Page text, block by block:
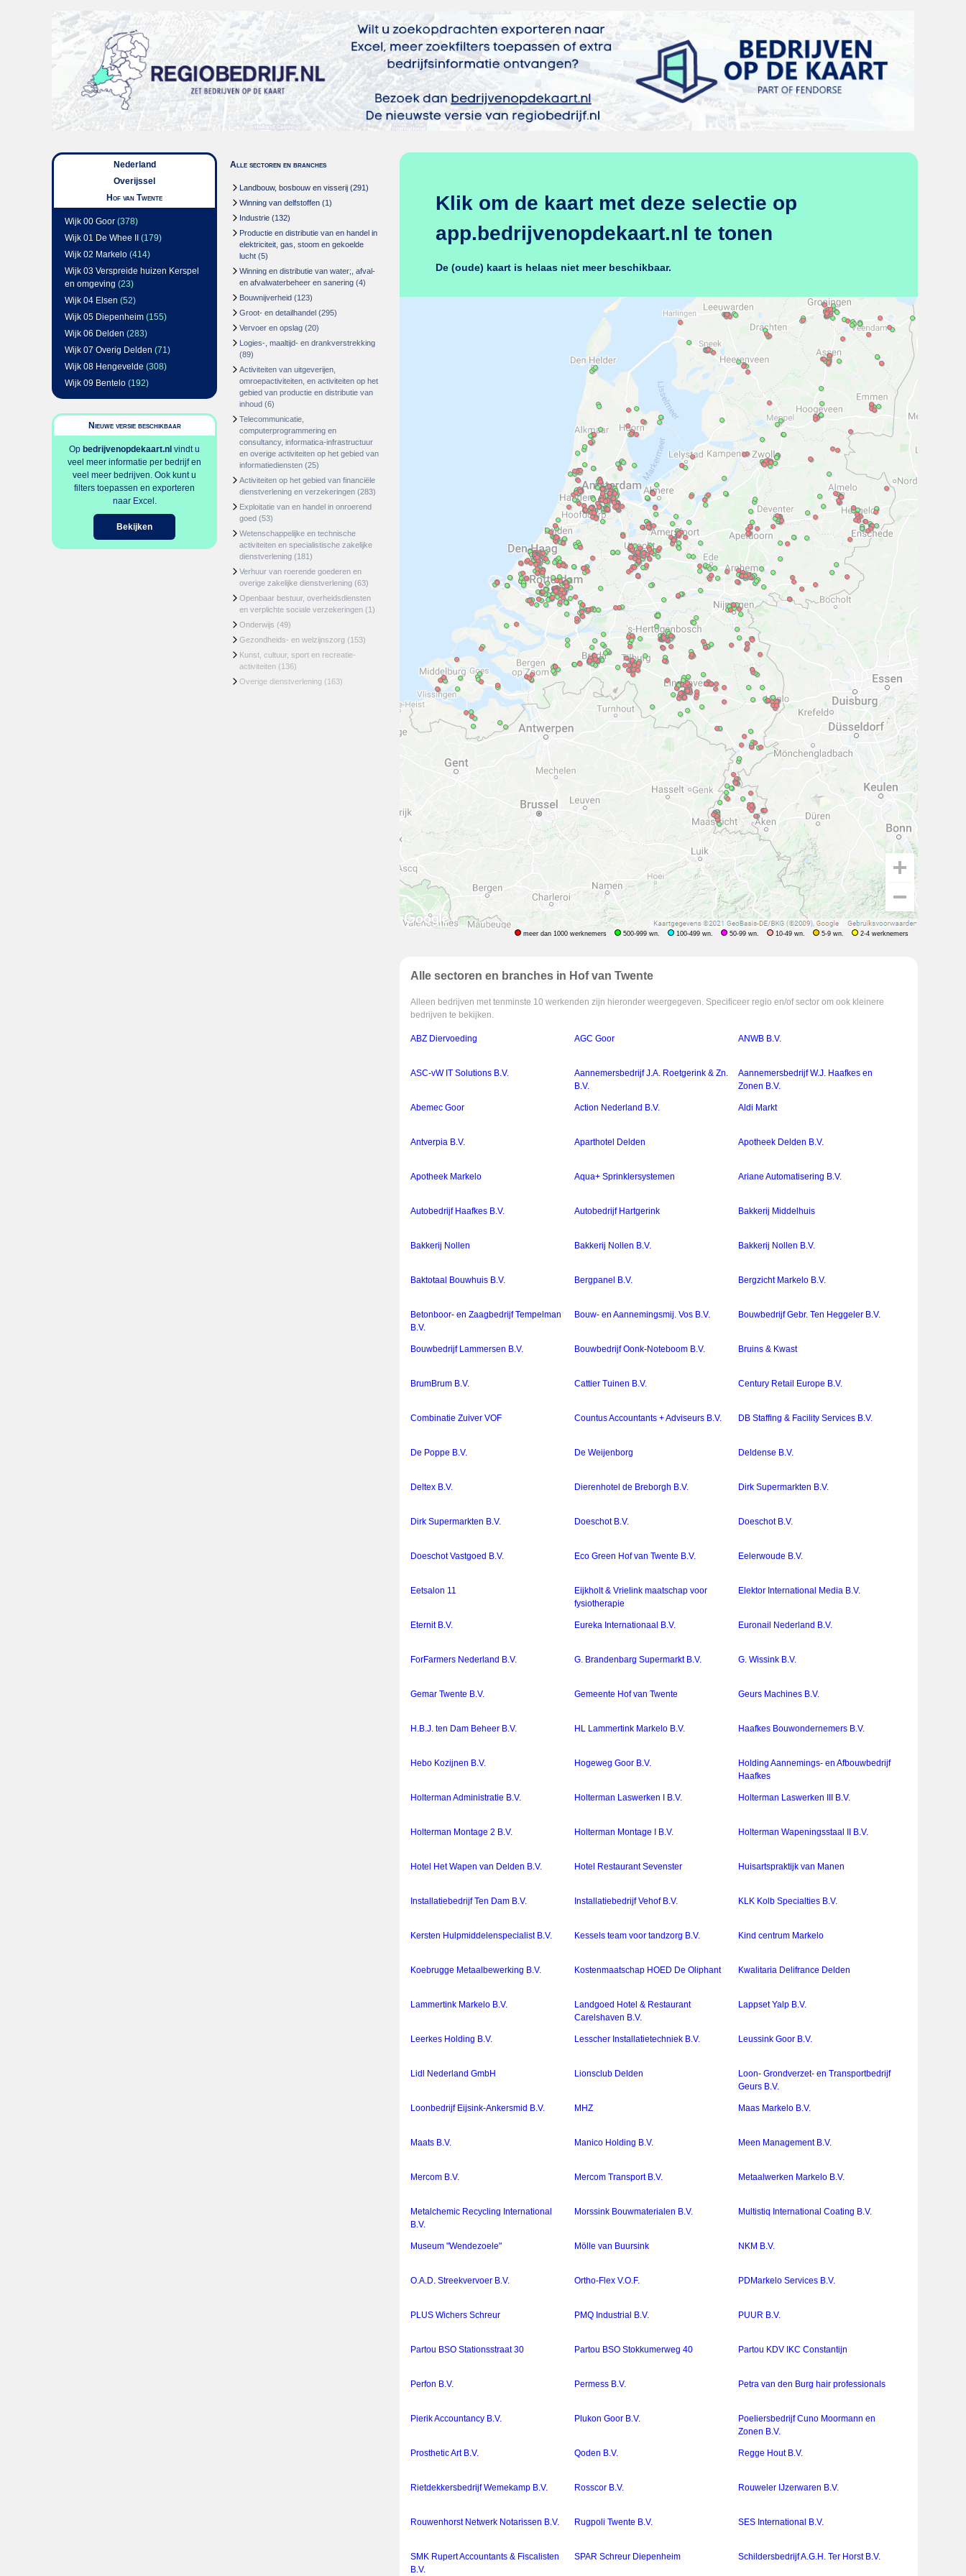
Nederland
Overijssel
Hof van Twente
Wijk 00 Goor (378)
Wijk 01 De Whee II
(179)
Wijk 02 Markelo (414)
Wijk 03 Verspreide huizen Kerspel
en omgeving (23)
Wijk 04 Elsen (52)
Wijk 05 Diepenheim (155)
Wijk 06 Delden (283)
Wijk 07 Overig Delden (71)
Wijk 08 Hengevelde (308)
Wijk 09 Bentelo (192)
Nieuwe versie beschikbaar
Op bedrijvenopdekaart.nl vindt u
veel meer informatie per bedrijf en
veel meer bedrijven. Ook kunt u
filters toepassen en exporteren
naar Excel.
Bekijken
Alle sectoren en branches
Landbouw, bosbouw en visserij (291)
Winning van delfstoffen (1)
Industrie (132)
Productie en distributie van en handel in
elektriciteit, gas, stoom en gekoelde
lucht (5)
Winning en distributie van water;, afval-
en afvalwaterbeheer en sanering (4)
Bouwnijverheid (123)
Groot- en detailhandel (295)
Vervoer en opslag (20)
Logies-, maaltijd- en drankverstrekking
(89)
Activiteiten van uitgeverijen,
omroepactiviteiten, en activiteiten op het
gebied van productie en distributie van
inhoud (6)
Telecommunicatie,
computerprogrammering en
consultancy, informatica-infrastructuur
en overige activiteiten op het gebied van
informatiediensten (25)
Activiteiten op het gebied van financiële
dienstverlening en verzekeringen (283)
Exploitatie van en handel in onroerend
goed (53)
Wetenschappelijke en technische
activiteiten en specialistische zakelijke
dienstverlening (181)
Verhuur van roerende goederen en
overige zakelijke dienstverlening (63)
Openbaar bestuur, overheidsdiensten
en verplichte sociale verzekeringen (1)
Onderwijs (49)
Gezondheids- en welzijnszorg (153)
Kunst, cultuur, sport en recreatie-
activiteiten (136)
Overige dienstverlening (163)
Klik om de kaart met deze selectie op
app.bedrijvenopdekaart.nl te tonen
De (oude) kaart is helaas niet meer beschikbaar.
meer dan 1000 werknemers 500-999 wn. 100-499 wn. 50-99 wn. 10-49 wn. 5-9 wn. 2-4 werknemers
Alle sectoren en branches in Hof van Twente
Alleen bedrijven met tenminste 10 werkenden zijn hieronder weergegeven. Specificeer regio en/of sector om ook kleinere
bedrijven te bekijken.
ABZ Diervoeding AGC Goor ANWB B.V.
ASC-vW IT Solutions B.V.
Aannemersbedrijf J.A. Roetgerink & Zn.
B.V.
Aannemersbedrijf W.J. Haafkes en
Zonen B.V.
Abemec Goor Action Nederland B.V. Aldi Markt
Antverpia B.V. Aparthotel Delden Apotheek Delden B.V.
Apotheek Markelo Aqua+ Sprinklersystemen Ariane Automatisering B.V.
Autobedrijf Haafkes B.V. Autobedrijf Hartgerink Bakkerij Middelhuis
Bakkerij Nollen Bakkerij Nollen B.V. Bakkerij Nollen B.V.
Baktotaal Bouwhuis B.V. Bergpanel B.V. Bergzicht Markelo B.V.
Betonboor- en Zaagbedrijf Tempelman
B.V.
Bouw- en Aannemingsmij. Vos B.V. Bouwbedrijf Gebr. Ten Heggeler B.V.
Bouwbedrijf Lammersen B.V. Bouwbedrijf Oonk-Noteboom B.V. Bruins & Kwast
BrumBrum B.V. Cattier Tuinen B.V. Century Retail Europe B.V.
Combinatie Zuiver VOF Countus Accountants + Adviseurs B.V. DB Staffing & Facility Services B.V.
De Poppe B.V. De Weijenborg Deldense B.V.
Deltex B.V. Dierenhotel de Breborgh B.V. Dirk Supermarkten B.V.
Dirk Supermarkten B.V. Doeschot B.V. Doeschot B.V.
Doeschot Vastgoed B.V. Eco Green Hof van Twente B.V. Eelerwoude B.V.
Eetsalon 11
Eijkholt & Vrielink maatschap voor
fysiotherapie
Elektor International Media B.V.
Eternit B.V. Eureka Internationaal B.V. Euronail Nederland B.V.
ForFarmers Nederland B.V. G. Brandenbarg Supermarkt B.V. G. Wissink B.V.
Gemar Twente B.V. Gemeente Hof van Twente Geurs Machines B.V.
H.B.J. ten Dam Beheer B.V. HL Lammertink Markelo B.V. Haafkes Bouwondernemers B.V.
Hebo Kozijnen B.V. Hogeweg Goor B.V.
Holding Aannemings- en Afbouwbedrijf
Haafkes
Holterman Administratie B.V. Holterman Laswerken I B.V. Holterman Laswerken III B.V.
Holterman Montage 2 B.V. Holterman Montage I B.V. Holterman Wapeningsstaal II B.V.
Hotel Het Wapen van Delden B.V. Hotel Restaurant Sevenster Huisartspraktijk van Manen
Installatiebedrijf Ten Dam B.V. Installatiebedrijf Vehof B.V. KLK Kolb Specialties B.V.
Kersten Hulpmiddelenspecialist B.V. Kessels team voor tandzorg B.V. Kind centrum Markelo
Koebrugge Metaalbewerking B.V. Kostenmaatschap HOED De Oliphant Kwalitaria Delifrance Delden
Lammertink Markelo B.V.
Landgoed Hotel & Restaurant
Carelshaven B.V.
Lappset Yalp B.V.
Leerkes Holding B.V. Lesscher Installatietechniek B.V. Leussink Goor B.V.
Lidl Nederland GmbH Lionsclub Delden
Loon- Grondverzet- en Transportbedrijf
Geurs B.V.
Loonbedrijf Eijsink-Ankersmid B.V. MHZ Maas Markelo B.V.
Maats B.V. Manico Holding B.V. Meen Management B.V.
Mercom B.V. Mercom Transport B.V. Metaalwerken Markelo B.V.
Metalchemic Recycling International
B.V.
Morssink Bouwmaterialen B.V. Multistiq International Coating B.V.
Museum "Wendezoele" Mölle van Buursink NKM B.V.
O.A.D. Streekvervoer B.V. Ortho-Flex V.O.F. PDMarkelo Services B.V.
PLUS Wichers Schreur PMQ Industrial B.V. PUUR B.V.
Partou BSO Stationsstraat 30 Partou BSO Stokkumerweg 40 Partou KDV IKC Constantijn
Perfon B.V. Permess B.V. Petra van den Burg hair professionals
Pierik Accountancy B.V. Plukon Goor B.V.
Poeliersbedrijf Cuno Moormann en
Zonen B.V.
Prosthetic Art B.V. Qoden B.V. Regge Hout B.V.
Rietdekkersbedrijf Wemekamp B.V. Rosscor B.V. Rouweler IJzerwaren B.V.
Rouwenhorst Netwerk Notarissen B.V. Rugpoli Twente B.V. SES International B.V.
SMK Rupert Accountants & Fiscalisten
B.V.
SPAR Schreur Diepenheim Schildersbedrijf A.G.H. Ter Horst B.V.